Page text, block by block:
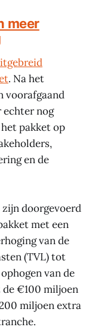
meer
. Na het
voorafgaand
echter nog
pakket op
en de
doorgevoerd
met een
van de
(TVL) tot
van de
€100 miljoen
miljoen extra